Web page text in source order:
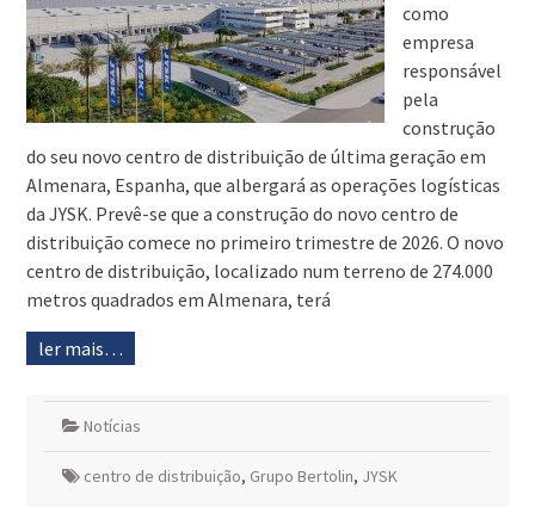
como
empresa
responsável
pela
construção
do seu novo centro de distribuição de última geração em
Almenara, Espanha, que albergará as operações logísticas
da JYSK. Prevê-se que a construção do novo centro de
distribuição comece no primeiro trimestre de 2026. O novo
centro de distribuição, localizado num terreno de 274.000
metros quadrados em Almenara, terá
ler mais…
Notícias
centro de distribuição, Grupo Bertolin, JYSK